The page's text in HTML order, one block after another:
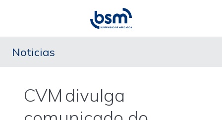
Noticias
CVM divulga